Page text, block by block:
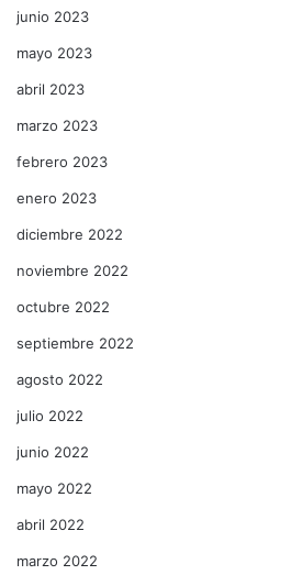
junio 2023
mayo 2023
abril 2023
marzo 2023
febrero 2023
enero 2023
diciembre 2022
noviembre 2022
octubre 2022
septiembre 2022
agosto 2022
julio 2022
junio 2022
mayo 2022
abril 2022
marzo 2022